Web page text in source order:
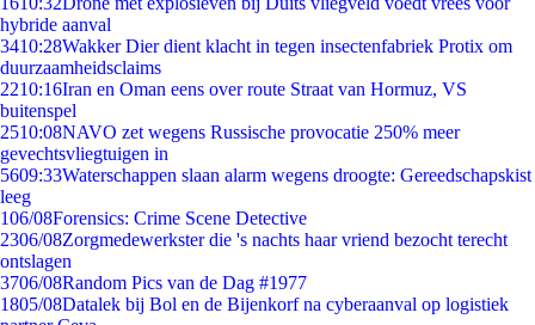
hybride aanval
3410:28Wakker Dier dient klacht in tegen insectenfabriek Protix om
duurzaamheidsclaims
2210:16Iran en Oman eens over route Straat van Hormuz, VS
buitenspel
2510:08NAVO zet wegens Russische provocatie 250% meer
gevechtsvliegtuigen in
5609:33Waterschappen slaan alarm wegens droogte: Gereedschapskist
leeg
106/08Forensics: Crime Scene Detective
2306/08Zorgmedewerkster die 's nachts haar vriend bezocht terecht
ontslagen
3706/08Random Pics van de Dag #1977
1805/08Datalek bij Bol en de Bijenkorf na cyberaanval op logistiek